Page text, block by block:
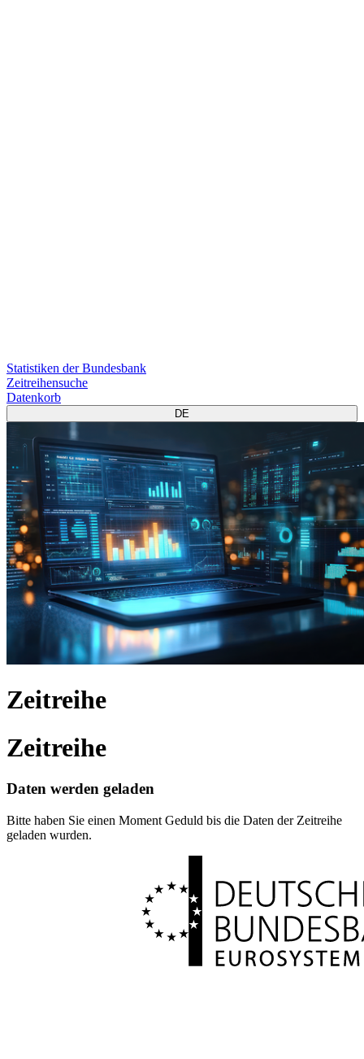
Statistiken der Bundesbank
Zeitreihensuche
Datenkorb
DE
Zeitreihe
Zeitreihe
Daten werden geladen
Bitte haben Sie einen Moment Geduld bis die Daten der Zeitreihe
geladen wurden.